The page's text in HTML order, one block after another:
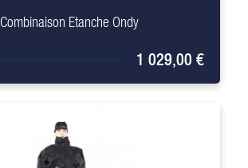
Combinaison Etanche Ondy
1 029,00 €